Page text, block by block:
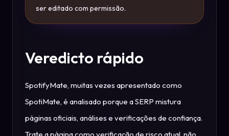
ser editado com permissão.
Veredicto rápido
SpotifyMate, muitas vezes apresentado como
SpotiMate, é analisado porque a SERP mistura
páginas oficiais, análises e verificações de confiança.